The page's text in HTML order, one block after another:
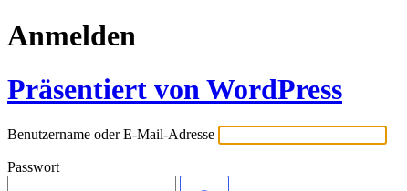
Anmelden
Präsentiert von WordPress
Benutzername oder E-Mail-Adresse
Passwort